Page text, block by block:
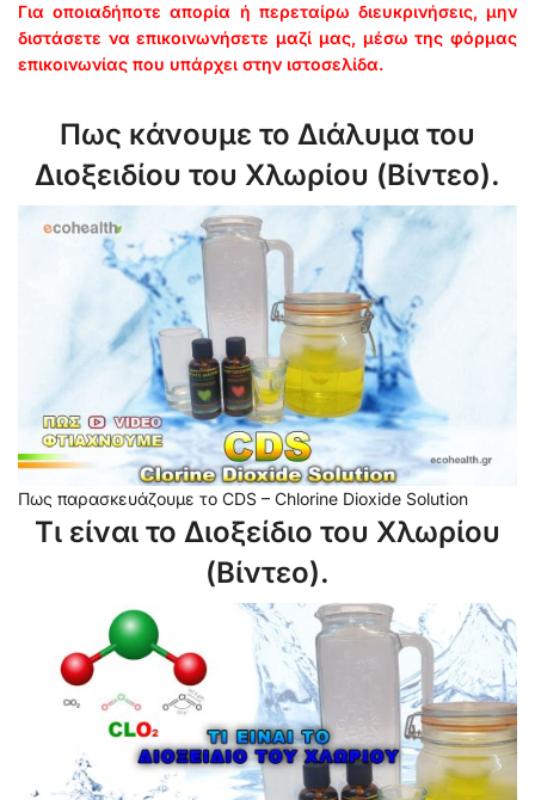
Για οποιαδήποτε απορία ή περεταίρω διευκρινήσεις, μην
διστάσετε να επικοινωνήσετε μαζί μας, μέσω της φόρμας
επικοινωνίας που υπάρχει στην ιστοσελίδα.
Πως κάνουμε το Διάλυμα του
Διοξειδίου του Χλωρίου (Βίντεο).
Πως παρασκευάζουμε το CDS – Chlorine Dioxide Solution
Τι είναι το Διοξείδιο του Χλωρίου
(Βίντεο).